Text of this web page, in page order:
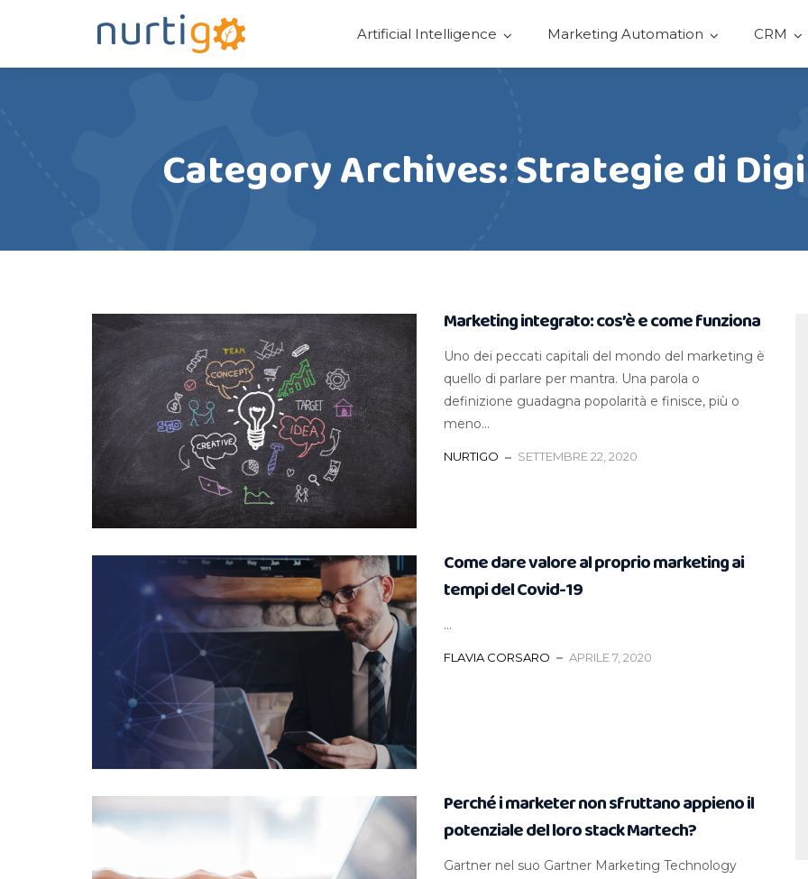
Artificial Intelligence Marketing Automation CRM
Category Archives: Strategie di
Marketing integrato: cos’è e come funziona
Uno dei peccati capitali del mondo del marketing è
quello di parlare per mantra. Una parola o
definizione guadagna popolarità e finisce, più o
meno...
NURTIGO SETTEMBRE 22, 2020
Come dare valore al proprio marketing ai
tempi del Covid-19
...
FLAVIA CORSARO APRILE 7, 2020
Perché i marketer non sfruttano appieno il
potenziale del loro stack Martech?
Gartner nel suo Gartner Marketing Technology